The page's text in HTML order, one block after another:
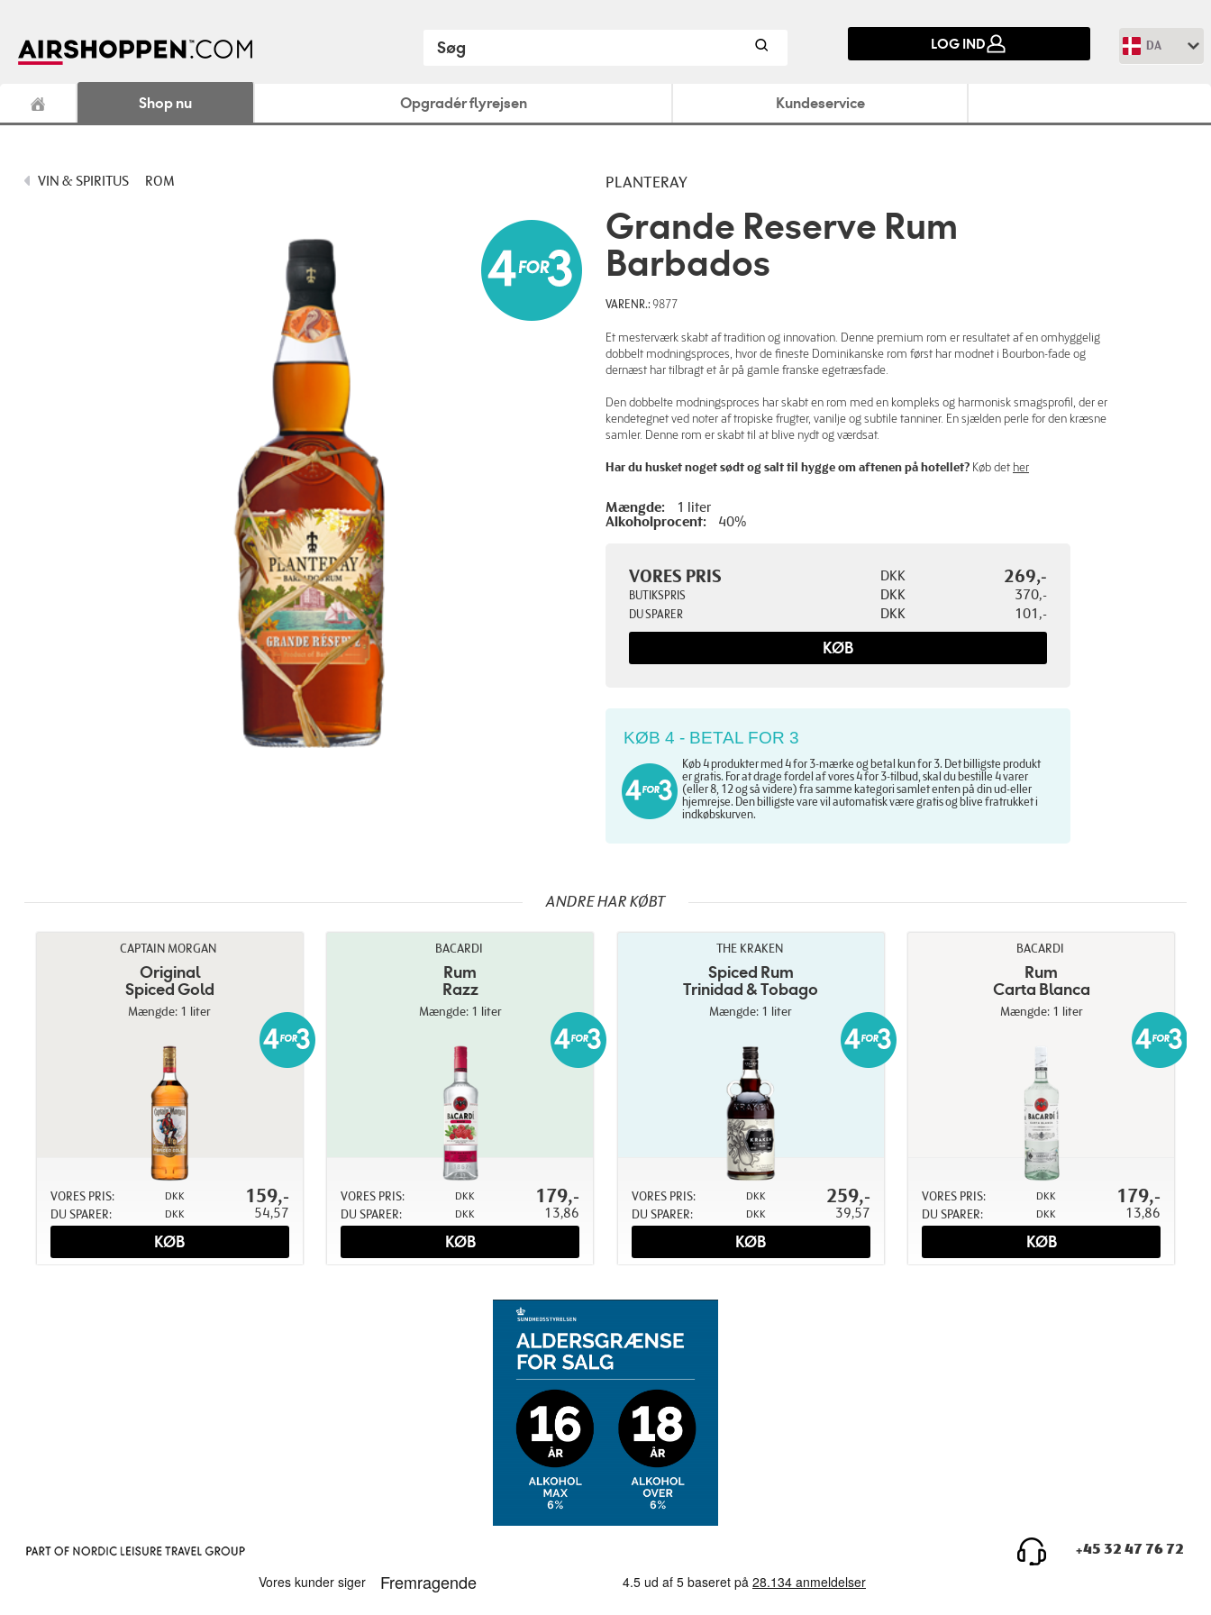
LOG IND DA
Shop nu Opgradér flyrejsen Kundeservice
VIN & SPIRITUS ROM PLANTERAY
Grande Reserve Rum
Barbados
VARENR.: 9877
Et mesterværk skabt af tradition og innovation. Denne premium rom er resultatet af en omhyggelig
dobbelt modningsproces, hvor de fineste Dominikanske rom først har modnet i Bourbon-fade og
dernæst har tilbragt et år på gamle franske egetræsfade.
Den dobbelte modningsproces har skabt en rom med en kompleks og harmonisk smagsprofil, der er
kendetegnet ved noter af tropiske frugter, vanilje og subtile tanniner. En sjælden perle for den kræsne
samler. Denne rom er skabt til at blive nydt og værdsat.
Har du husket noget sødt og salt til hygge om aftenen på hotellet?Køb det her
Mængde:
1 liter
Alkoholprocent:
40%
VORES PRIS DKK 269,-
BUTIKSPRIS DKK 370,-
DU SPARER DKK 101,-
KØB
KØB 4 - BETAL FOR 3
Køb 4 produkter med 4 for 3-mærke og betal kun for 3. Det billigste produkt
er gratis. For at drage fordel af vores 4 for 3-tilbud, skal du bestille 4 varer
(eller 8, 12 og så videre) fra samme kategori samlet enten på din ud-eller
hjemrejse. Den billigste vare vil automatisk være gratis og blive fratrukket i
indkøbskurven.
ANDRE HAR KØBT
CAPTAIN MORGAN
Original
Spiced Gold
Mængde: 1 liter
VORES PRIS: DKK 159,-
DU SPARER: DKK 54,57
KØB
BACARDI
Rum
Razz
Mængde: 1 liter
VORES PRIS: DKK 179,-
DU SPARER: DKK 13,86
KØB
THE KRAKEN
Spiced Rum
Trinidad & Tobago
Mængde: 1 liter
VORES PRIS: DKK 259,-
DU SPARER: DKK 39,57
KØB
BACARDI
Rum
Carta Blanca
Mængde: 1 liter
VORES PRIS: DKK 179,-
DU SPARER: DKK 13,86
KØB
+45 32 47 76 72